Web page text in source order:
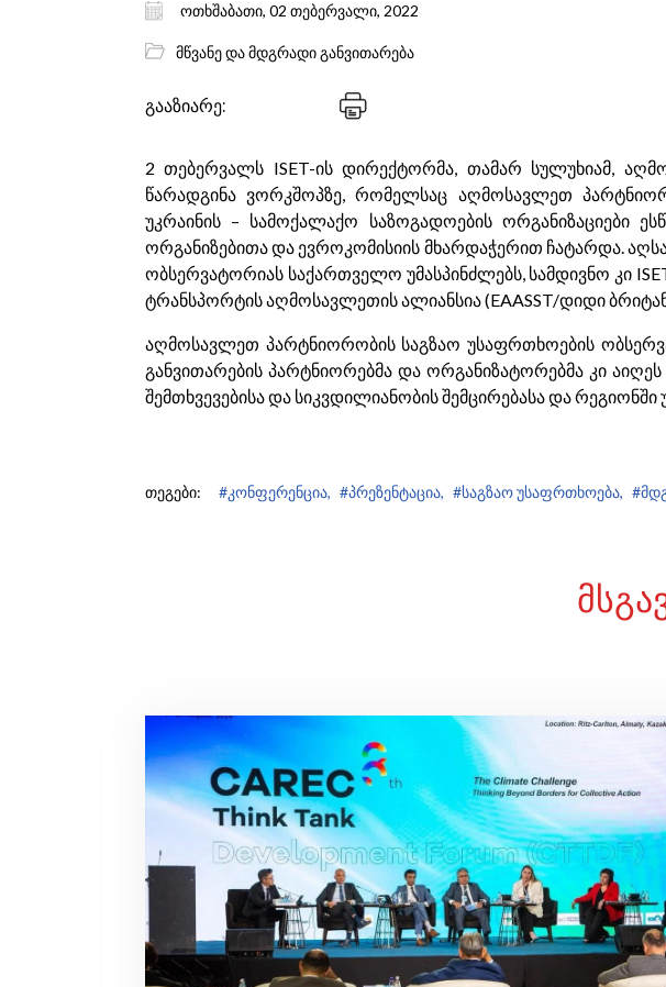
ოთხშაბათი, 02 თებერვალი, 2022
მწვანე და მდგრადი განვითარება
გააზიარე:
2 თებერვალს ISET-ის დირექტორმა, თამარ სულუხიამ,
წარადგინა ვორკშოპზე, რომელსაც აღმოსავლეთ
უკრაინის – სამოქალაქო საზოგადოების ორგანიზაციები
ორგანიზებითა და ევროკომისიის მხარდაჭერით ჩატარდა.
ობსერვატორიას საქართველო უმასპინძლებს, სამდივნო კი
ტრანსპორტის აღმოსავლეთის ალიანსია (EAASST/დიდი
აღმოსავლეთ პარტნიორობის საგზაო უსაფრთხოების
განვითარების პარტნიორებმა და ორგანიზატორებმა კი
შემთხვევებისა და სიკვდილიანობის შემცირებასა და
თეგები: #კონფერენცია, #პრეზენტაცია, #საგზაო უსაფრთხოება,